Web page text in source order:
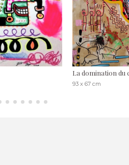
La domination du
93 x 67 cm